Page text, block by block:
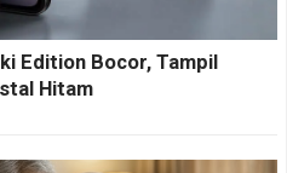
Edition Bocor, Tampil
Hitam